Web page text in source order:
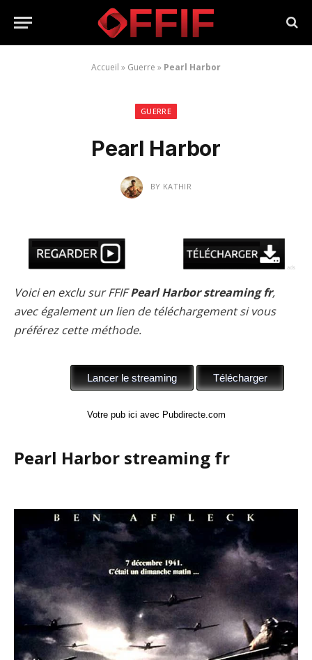
Accueil » Guerre » Pearl Harbor
GUERRE
Pearl Harbor
BY KATHIR
Voici en exclu sur FFIFPearl Harbor streaming fr,
avec également un lien de téléchargement si vous
préférez cette méthode.
Votre pub ici avec Pubdirecte.com
Pearl Harbor streaming fr